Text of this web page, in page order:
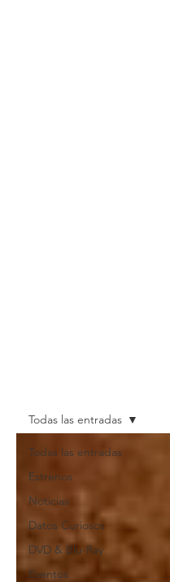
Todas las entradas
Estrenos
Noticias
Datos Curiosos
DVD & Blu-Ray
Eventos
Todas las entradas